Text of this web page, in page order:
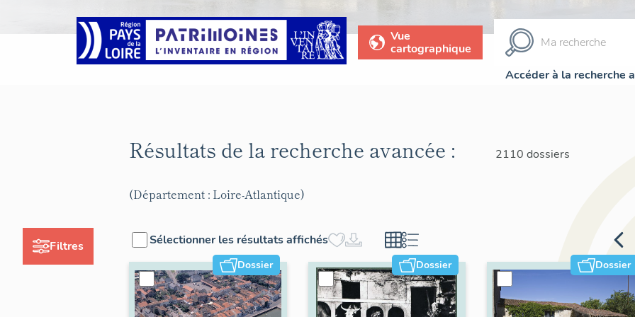
Vue
cartographique
Accéder à la recherche
Filtres
Résultats de la recherche avancée : 2110 dossiers
(Département : Loire-Atlantique)
Sélectionner les résultats affichés
Dossier Dossier Dossier